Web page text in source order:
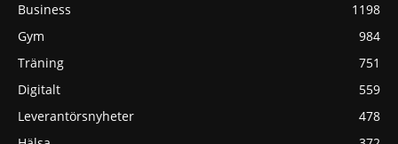
Business
1198
Gym
984
Träning
751
Digitalt
559
Leverantörsnyheter
478